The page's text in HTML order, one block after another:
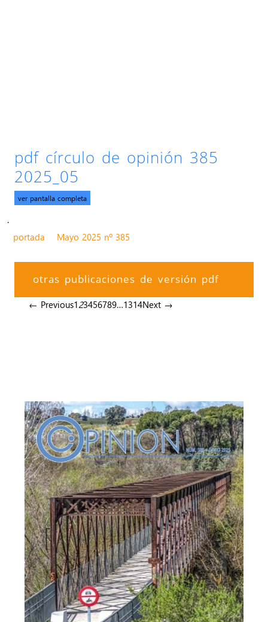
pdf círculo de opinión 385
2025_05
ver pantalla completa
.
portada
Mayo 2025 nº 385
otras publicaciones de versión pdf
← Previous123456789…1314Next →